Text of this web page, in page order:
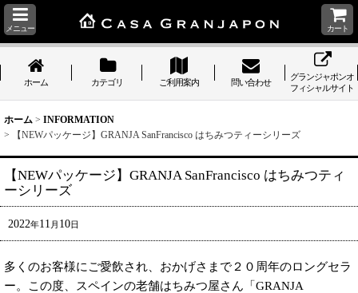
メニュー カート
ホーム カテゴリ ご利用案内 問い合わせ
グランジャポンオ
フィシャルサイト
ホーム > INFORMATION
>
【NEWパッケージ】GRANJA SanFrancisco はちみつティーシリーズ
【NEWパッケージ】GRANJA SanFrancisco はちみつティ
ーシリーズ
2022年11 月 10日
多くのお客様にご愛飲され、おかげさまで２０周年のロングセラ
ー。この度、スペインの老舗はちみつ屋さん「GRANJA